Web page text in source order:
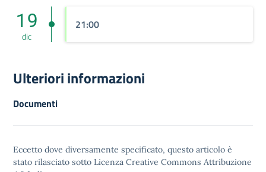
19
dic
21:00
Ulteriori informazioni
Documenti
Eccetto dove diversamente specificato, questo articolo è
stato rilasciato sotto Licenza Creative Commons Attribuzione